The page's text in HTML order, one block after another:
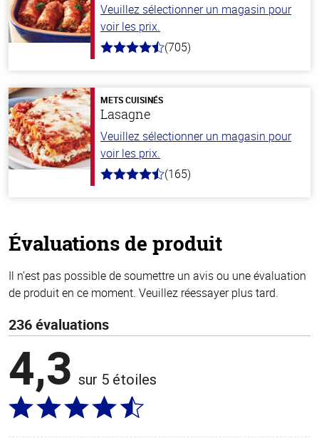
Veuillez sélectionner un magasin pour
voir les prix.
4.6
stars
(705)
METS CUISINÉS
Lasagne
Veuillez sélectionner un magasin pour
voir les prix.
4.1
(165)
Évaluations de produit
Il n’est pas possible de soumettre un avis ou une évaluation
de produit en ce moment. Veuillez réessayer plus tard.
236 évaluations
4,3 sur 5 étoiles